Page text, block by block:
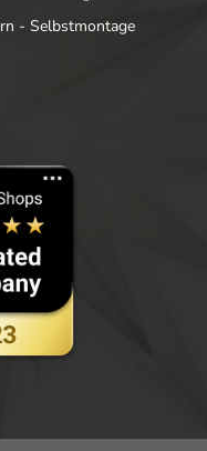
- Selbstmontage